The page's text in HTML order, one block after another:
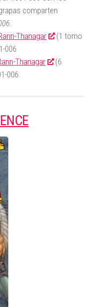
comparten
.
Thanagar
(1 tomo
006
Thanagar
(6
006